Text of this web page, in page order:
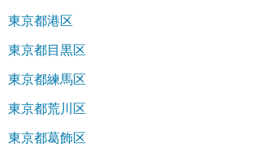
東京都港区
東京都目黒区
東京都練馬区
東京都荒川区
東京都葛飾区